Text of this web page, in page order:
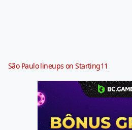
São Paulo lineups on Starting11